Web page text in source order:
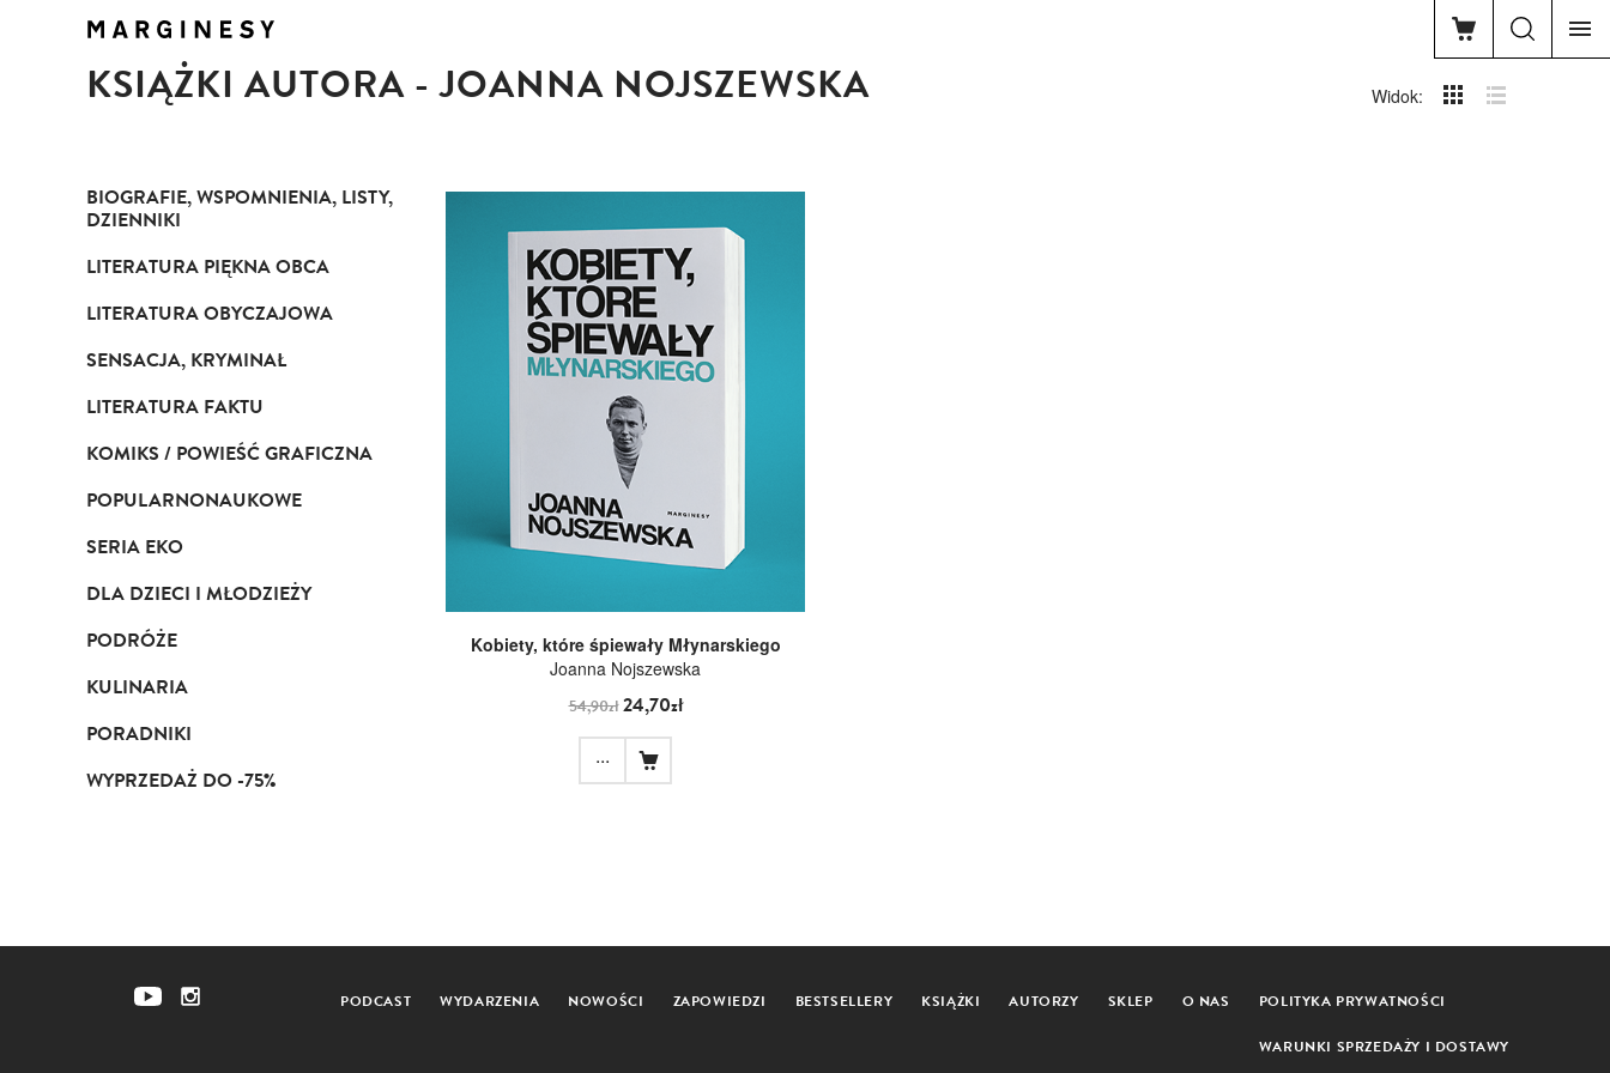
KSIĄŻKI AUTORA - JOANNA NOJSZEWSKA Widok:
BIOGRAFIE, WSPOMNIENIA, LISTY,
DZIENNIKI
LITERATURA PIĘKNA OBCA
LITERATURA OBYCZAJOWA
SENSACJA, KRYMINAŁ
LITERATURA FAKTU
KOMIKS / POWIEŚĆ GRAFICZNA
POPULARNONAUKOWE
SERIA EKO
DLA DZIECI I MŁODZIEŻY
PODRÓŻE
KULINARIA
PORADNIKI
WYPRZEDAŻ DO -75%
Kobiety, które śpiewały Młynarskiego
Joanna Nojszewska
54,90zł24,70zł
...
PODCAST WYDARZENIA NOWOŚCI ZAPOWIEDZI BESTSELLERY KSIĄŻKI AUTORZY SKLEP O NAS POLITYKA PRYWATNOŚCI
WARUNKI SPRZEDAŻY I DOSTAWY